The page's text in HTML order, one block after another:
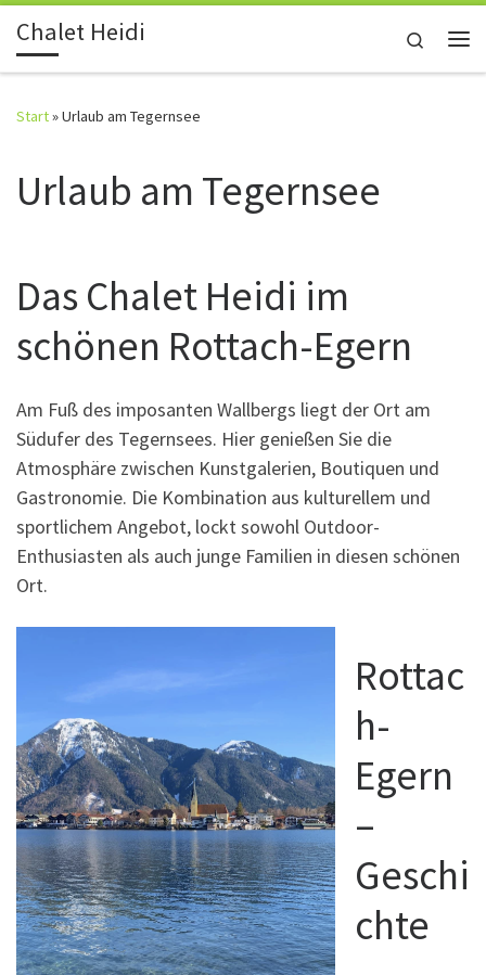
Zum Inhalt springen
Chalet Heidi
Search
Start»Urlaub am Tegernsee
Urlaub am Tegernsee
Das Chalet Heidi im
schönen Rottach-Egern
Am Fuß des imposanten Wallbergs liegt der Ort am
Südufer des Tegernsees. Hier genießen Sie die
Atmosphäre zwischen Kunstgalerien, Boutiquen und
Gastronomie. Die Kombination aus kulturellem und
sportlichem Angebot, lockt sowohl Outdoor-
Enthusiasten als auch junge Familien in diesen schönen
Ort.
Rottac
h-
Egern
–
Geschi
chte